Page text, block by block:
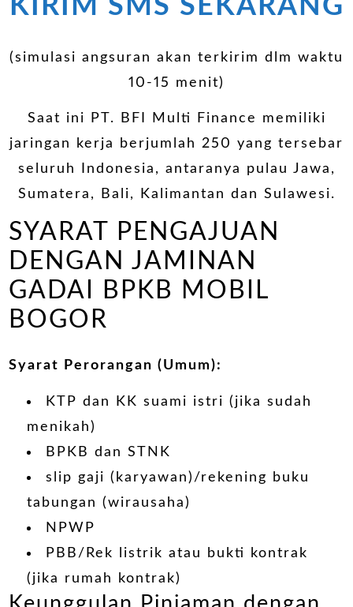
KIRIM SMS SEKARANG
(simulasi angsuran akan terkirim dlm waktu
10-15 menit)
Saat ini PT. BFI Multi Finance memiliki
jaringan kerja berjumlah 250 yang tersebar
seluruh Indonesia, antaranya pulau Jawa,
Sumatera, Bali, Kalimantan dan Sulawesi.
SYARAT PENGAJUAN
DENGAN JAMINAN
GADAI BPKB MOBIL
BOGOR
Syarat Perorangan (Umum):
KTP dan KK suami istri (jika sudah
menikah)
BPKB dan STNK
slip gaji (karyawan)/rekening buku
tabungan (wirausaha)
NPWP
PBB/Rek listrik atau bukti kontrak
(jika rumah kontrak)